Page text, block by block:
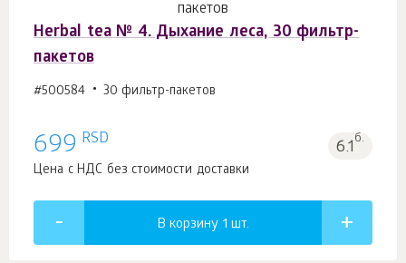
Herbal tea № 4. Дыхание леса, 30 фильтр-
пакетов
#500584 30 фильтр-пакетов
699 RSD 6.1б.
Цена с НДС без стоимости доставки
В корзину 1 шт.